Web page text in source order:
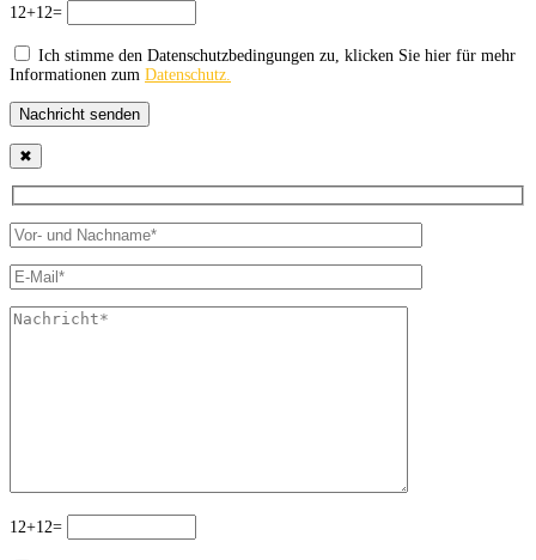
12+12=
Ich stimme den Datenschutzbedingungen zu, klicken Sie hier für mehr
Informationen zum Datenschutz.
Nachricht senden
✖
12+12=